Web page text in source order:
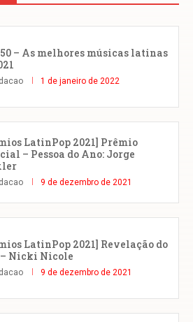
50 – As melhores músicas latinas
1 de janeiro de 2022
LatinPop 2021] Prêmio
– Pessoa do Ano: Jorge
9 de dezembro de 2021
LatinPop 2021] Revelação do
Nicki Nicole
9 de dezembro de 2021